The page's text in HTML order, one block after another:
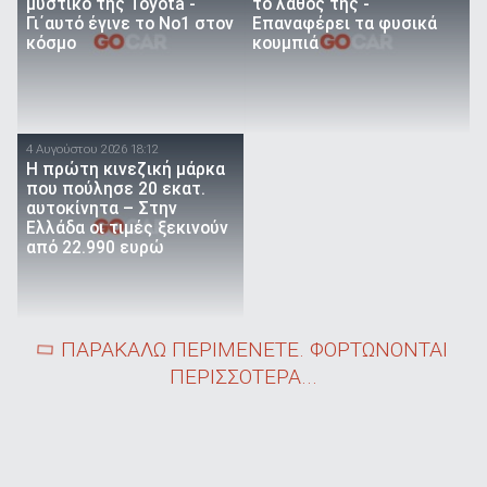
μυστικό της Toyota -
Γι΄αυτό έγινε το Νο1 στον
κόσμο
το λάθος της -
Επαναφέρει τα φυσικά
κουμπιά
4 Αυγούστου 2026 18:12
Η πρώτη κινεζική μάρκα
που πούλησε 20 εκατ.
αυτοκίνητα – Στην
Ελλάδα οι τιμές ξεκινούν
από 22.990 ευρώ
ΠΑΡΑΚΑΛΩ ΠΕΡΙΜΕΝΕΤΕ. ΦΟΡΤΩΝΟΝΤΑΙ
ΠΕΡΙΣΣΟΤΕΡΑ...